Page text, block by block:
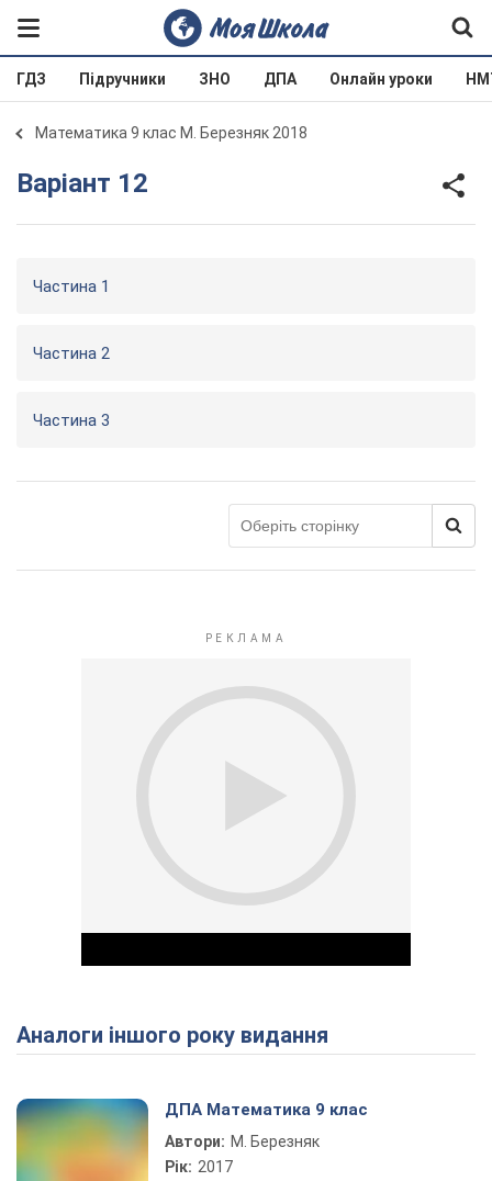
ГДЗ Підручники ЗНО ДПА Онлайн уроки
Математика 9 клас М. Березняк 2018
Варіант 12
Частина 1
Частина 2
Частина 3
Play Video
Аналоги іншого року видання
ДПА Математика 9 клас
Автори: М. Березняк
Рік: 2017